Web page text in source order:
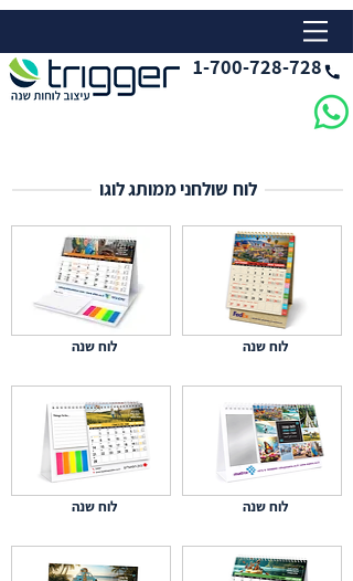
1-700-728-728
לוח שולחני ממותג לוגו
לוח שנה
לוח שנה
לוח שנה
לוח שנה